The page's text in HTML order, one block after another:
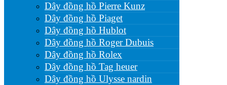
Dây đồng hồ Pierre Kunz
Dây đồng hồ Piaget
Dây đồng hồ Hublot
Dây đồng hồ Roger Dubuis
Dây đồng hồ Rolex
Dây đồng hồ Tag heuer
Dây đồng hồ Ulysse nardin